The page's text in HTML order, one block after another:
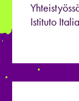
Istituto